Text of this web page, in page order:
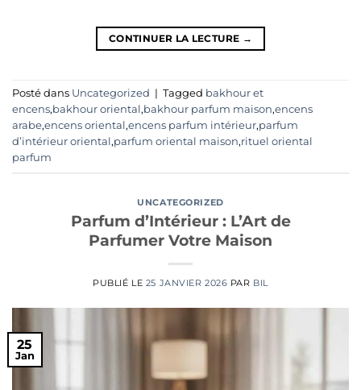
CONTINUER LA LECTURE →
Posté dans Uncategorized | Tagged bakhour et
encens,bakhour oriental ,bakhour parfum maison,encens
arabe,encens oriental ,encens parfum intérieur,parfum
d’intérieur oriental ,parfum oriental maison,rituel oriental
parfum
UNCATEGORIZED
Parfum d’Intérieur : L’Art de
Parfumer Votre Maison
PUBLIÉ LE 25 JANVIER 2026 PAR BIL
25
Jan